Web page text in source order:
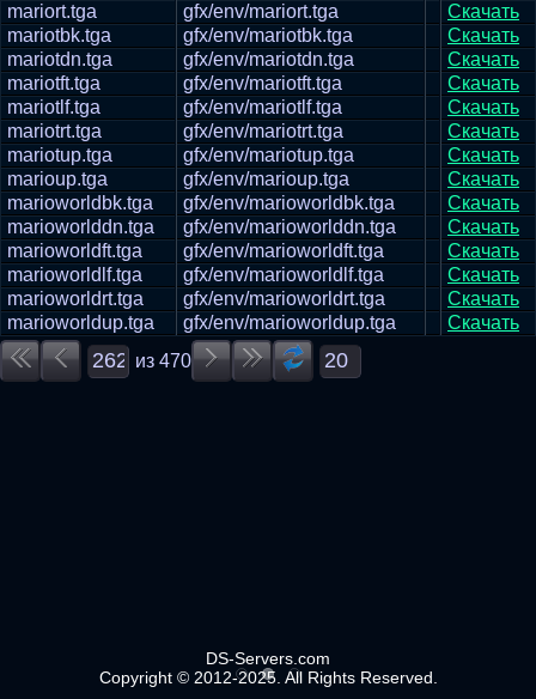
mariort.tga
gfx/env/mariort.tga
Скачать
mariotbk.tga
gfx/env/mariotbk.tga
Скачать
mariotdn.tga
gfx/env/mariotdn.tga
Скачать
mariotft.tga
gfx/env/mariotft.tga
Скачать
mariotlf.tga
gfx/env/mariotlf.tga
Скачать
mariotrt.tga
gfx/env/mariotrt.tga
Скачать
mariotup.tga
gfx/env/mariotup.tga
Скачать
marioup.tga
gfx/env/marioup.tga
Скачать
marioworldbk.tga
gfx/env/marioworldbk.tga
Скачать
marioworlddn.tga
gfx/env/marioworlddn.tga
Скачать
marioworldft.tga
gfx/env/marioworldft.tga
Скачать
marioworldlf.tga
gfx/env/marioworldlf.tga
Скачать
marioworldrt.tga
gfx/env/marioworldrt.tga
Скачать
marioworldup.tga
gfx/env/marioworldup.tga
Скачать
из 470
DS-Servers.com
Copyright © 2012-2025. All Rights Reserved.